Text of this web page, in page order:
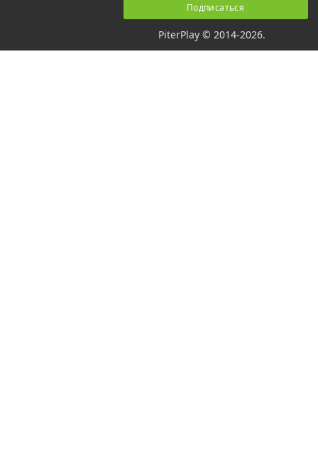
PiterPlay © 2014-2026.